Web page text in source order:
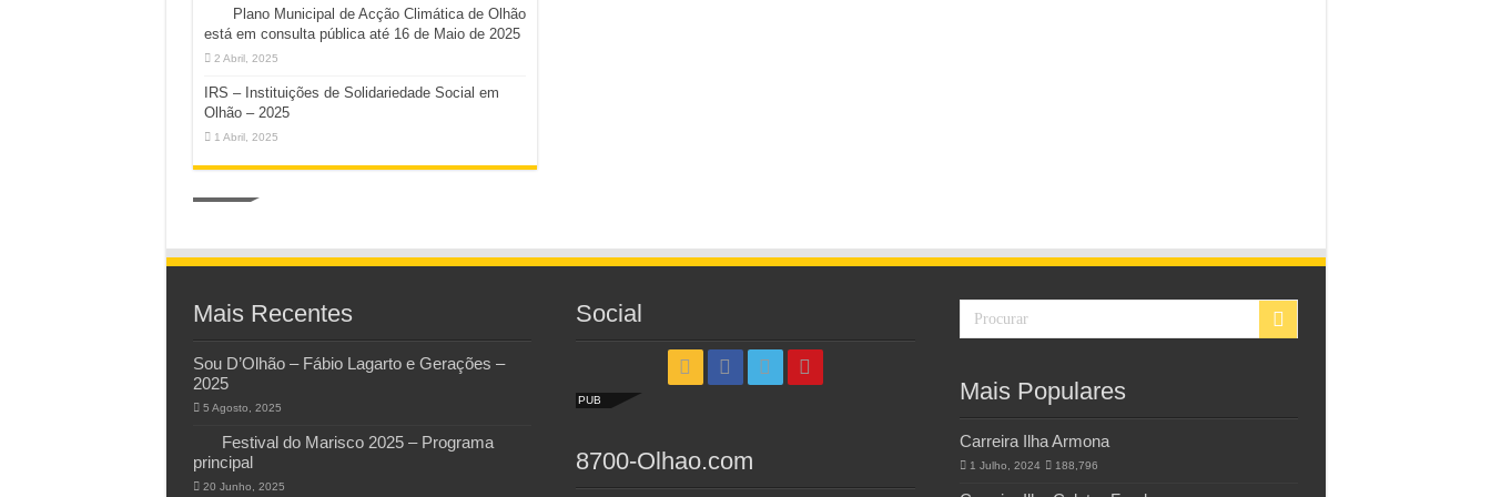
Plano Municipal de Acção Climática de Olhão
está em consulta pública até 16 de Maio de 2025
2 Abril, 2025
IRS – Instituições de Solidariedade Social em
Olhão – 2025
1 Abril, 2025
Mais Recentes
Sou D’Olhão – Fábio Lagarto e Gerações –
2025
5 Agosto, 2025
Festival do Marisco 2025 – Programa
principal
20 Junho, 2025
Social
PUB
8700-Olhao.com
Mais Populares
Carreira Ilha Armona
1 Julho, 2024 188,796